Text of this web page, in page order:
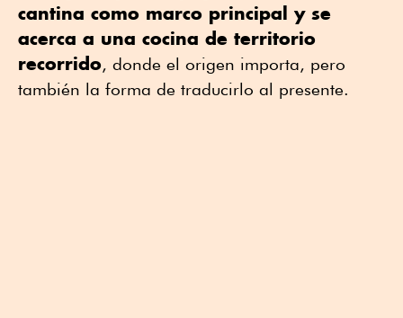
cantina como marco principal y se
acerca a una cocina de territorio
recorrido, donde el origen importa, pero
también la forma de traducirlo al presente.